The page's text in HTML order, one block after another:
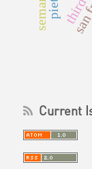
Current